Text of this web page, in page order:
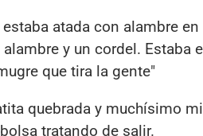
estaba atada con alambre
y un cordel. Estaba
que tira la gente"
quebrada y muchísimo
tratando de salir.